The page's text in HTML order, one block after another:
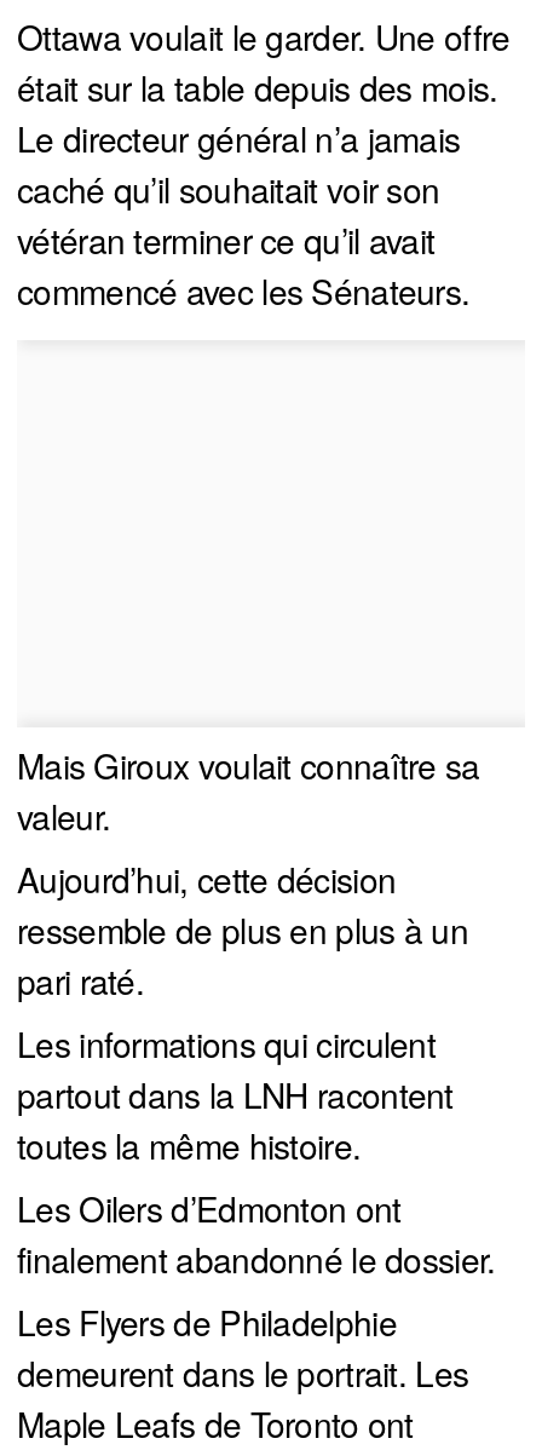
Ottawa voulait le garder. Une offre
était sur la table depuis des mois.
Le directeur général n’a jamais
caché qu’il souhaitait voir son
vétéran terminer ce qu’il avait
commencé avec les Sénateurs.
Mais Giroux voulait connaître sa
valeur.
Aujourd’hui, cette décision
ressemble de plus en plus à un
pari raté.
Les informations qui circulent
partout dans la LNH racontent
toutes la même histoire.
Les Oilers d’Edmonton ont
finalement abandonné le dossier.
Les Flyers de Philadelphie
demeurent dans le portrait. Les
Maple Leafs de Toronto ont